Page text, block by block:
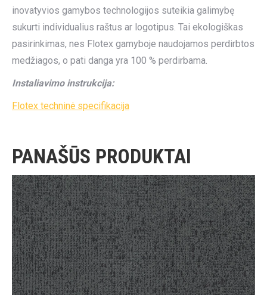
inovatyvios gamybos technologijos suteikia galimybę
sukurti individualius raštus ar logotipus. Tai ekologiškas
pasirinkimas, nes Flotex gamyboje naudojamos perdirbtos
medžiagos, o pati danga yra 100 % perdirbama.
Instaliavimo instrukcija:
Flotex techninė specifikacija
PANAŠŪS PRODUKTAI